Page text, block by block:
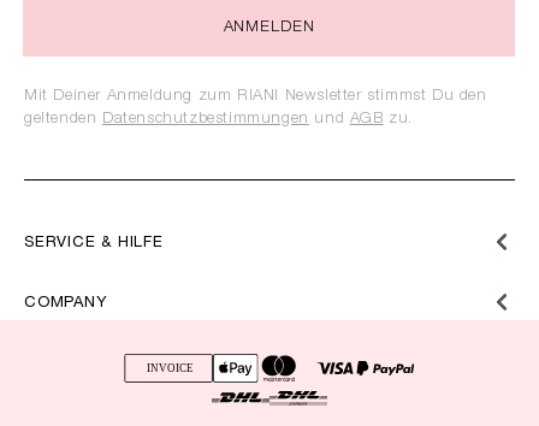
SERVICE & HILFE
COMPANY
ANMELDEN
Mit Deiner Anmeldung zum RIANI Newsletter stimmst Du den
geltenden Datenschutzbestimmungen und AGB zu.